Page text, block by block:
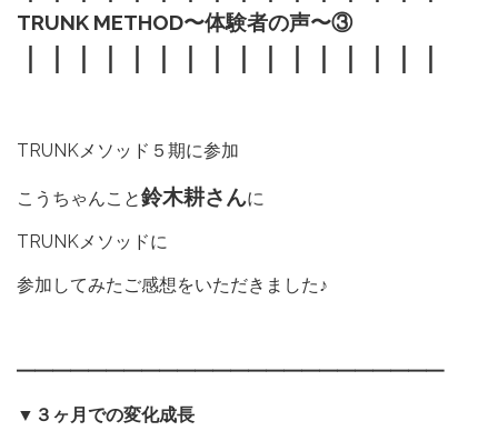
TRUNK METHOD〜体験者の声〜③
TRUNKメソッド５期に参加
こうちゃんこと鈴木耕さんに
TRUNKメソッドに
参加してみたご感想をいただきました♪
━━━━━━━━━━━━━━━━━━━━━━━━
▼ ３ヶ月での変化成長